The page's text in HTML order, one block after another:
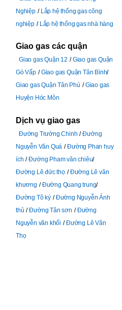
Nghiệp
Lắp hệ thống gas công
nghiệp
Lắp hệ thống gas nhà hàng
Giao gas các quận
Giao gas Quận 12
Giao gas Quận
Gò Vấp
Giao gas Quận Tân Bình
Giao gas Quận Tân Phú
Giao gas
Huyện Hóc Môn
Dịch vụ giao gas
Đường Trường Chinh
Đường
Nguyễn Văn Quá
Đường Phan huy
ích
Đường Pham văn chiêu
Đường Lê đức thọ
Đường Lê văn
khương
Đường Quang trung
Đường Tô ký
Đường Nguyễn Ảnh
thủ
Đường Tân sơn
Đường
Nguyễn văn khối
Đường Lê Văn
Thọ